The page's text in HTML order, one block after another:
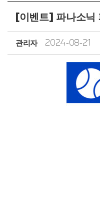
[이벤트] 파나소
관리자 2024-08-21